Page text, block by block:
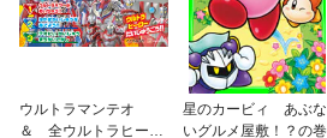
ウルトラマンテオ
＆ 全ウルトラヒーロ
星のカービィ あぶな
いグルメ屋敷！？の巻